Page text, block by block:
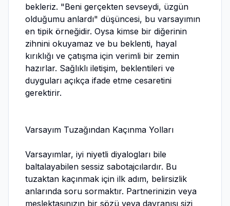
bekleriz. "Beni gerçekten sevseydi, üzgün
olduğumu anlardı" düşüncesi, bu varsayımın
en tipik örneğidir. Oysa kimse bir diğerinin
zihnini okuyamaz ve bu beklenti, hayal
kırıklığı ve çatışma için verimli bir zemin
hazırlar. Sağlıklı iletişim, beklentileri ve
duyguları açıkça ifade etme cesaretini
gerektirir.
Varsayım Tuzağından Kaçınma Yolları
Varsayımlar, iyi niyetli diyalogları bile
baltalayabilen sessiz sabotajcılardır. Bu
tuzaktan kaçınmak için ilk adım, belirsizlik
anlarında soru sormaktır. Partnerinizin veya
meslektaşınızın bir sözü veya davranışı sizi